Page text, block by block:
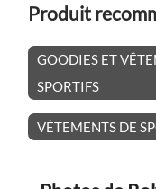
Produit
GOODIES ET
SPORTIFS
VÊTEMENTS DE